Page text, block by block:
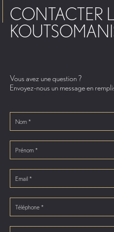
CONTACTER
Vous avez une question ?
Envoyez-nous un message en